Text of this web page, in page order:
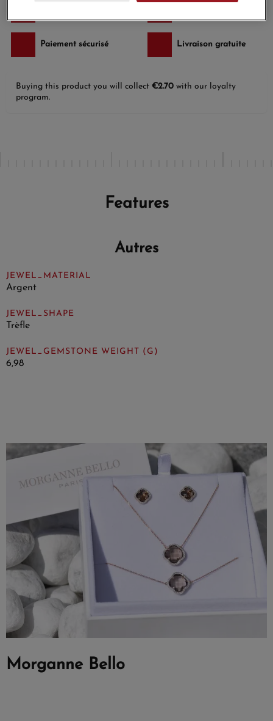
Paiement en plusieurs
Paiement sécurisé Livraison gratuite
Buying this product you will collect €2.70 with our loyalty
program.
Features
Autres
JEWEL_MATERIAL
Argent
JEWEL_SHAPE
Trèfle
JEWEL_GEMSTONE WEIGHT (G)
6,98
Morganne Bello